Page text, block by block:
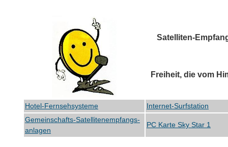
Satelliten-
Freiheit, die vom
Hotel-Fernsehsysteme
Internet-Surfstation
Gemeinschafts-Satellitenempfangs-
anlagen
PC Karte Sky Star 1